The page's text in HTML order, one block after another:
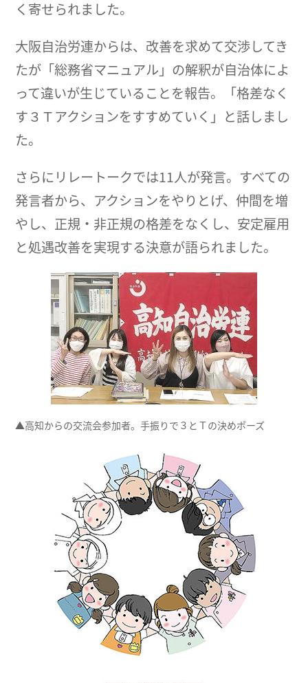
く寄せられました。
大阪自治労連からは、改善を求めて交渉してき
たが「総務省マニュアル」の解釈が自治体によ
って違いが生じていることを報告。「格差なく
す３Ｔアクションをすすめていく」と話しまし
た。
さらにリレートークでは11人が発言。すべての
発言者から、アクションをやりとげ、仲間を増
やし、正規・非正規の格差をなくし、安定雇用
と処遇改善を実現する決意が語られました。
▲高知からの交流会参加者。手振りで３とＴの決めポーズ